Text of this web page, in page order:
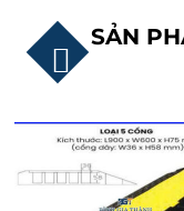
SẢN